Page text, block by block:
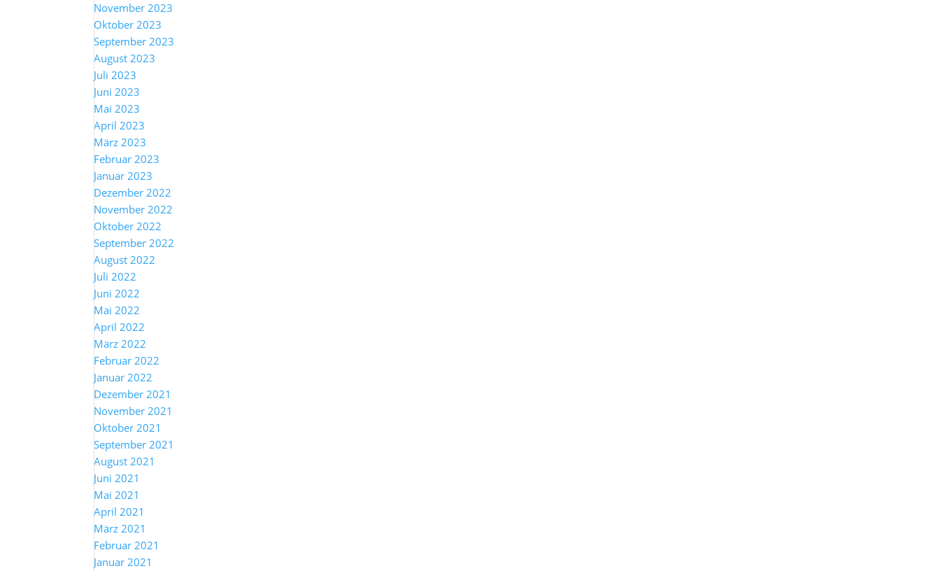
November 2023
Oktober 2023
September 2023
August 2023
Juli 2023
Juni 2023
Mai 2023
April 2023
März 2023
Februar 2023
Januar 2023
Dezember 2022
November 2022
Oktober 2022
September 2022
August 2022
Juli 2022
Juni 2022
Mai 2022
April 2022
März 2022
Februar 2022
Januar 2022
Dezember 2021
November 2021
Oktober 2021
September 2021
August 2021
Juni 2021
Mai 2021
April 2021
März 2021
Februar 2021
Januar 2021